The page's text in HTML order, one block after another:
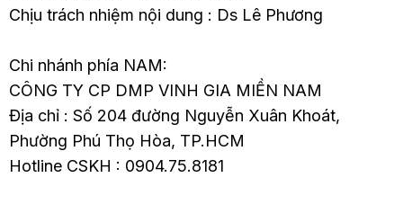
Chịu trách nhiệm nội dung : Ds Lê Phương
Chi nhánh phía NAM:
CÔNG TY CP DMP VINH GIA MIỀN NAM
Địa chỉ : Số 204 đường Nguyễn Xuân Khoát,
Phường Phú Thọ Hòa, TP.HCM
Hotline CSKH : 0904.75.8181